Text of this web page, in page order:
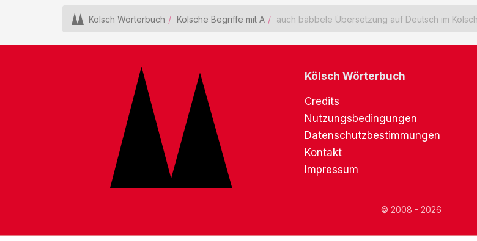
Kölsch Wörterbuch Kölsche Begriffe mit A auch bäbbele Übersetzung auf Deutsch im
Kölsch Wörterbuch
Credits
Nutzungsbedingungen
Datenschutzbestimmungen
Kontakt
Impressum
© 2008 - 2026